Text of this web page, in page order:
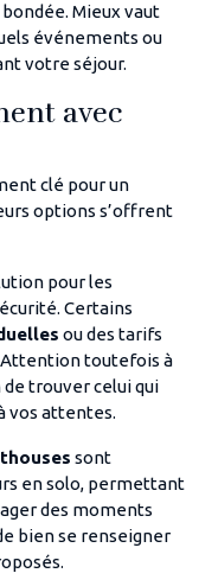
Mieux vaut
événements ou
votre séjour.
avec
clé pour un
options s’offrent
pour les
Certains
ou des tarifs
Attention toutefois à
trouver celui qui
vos attentes.
sont
en solo, permettant
des moments
bien se renseigner